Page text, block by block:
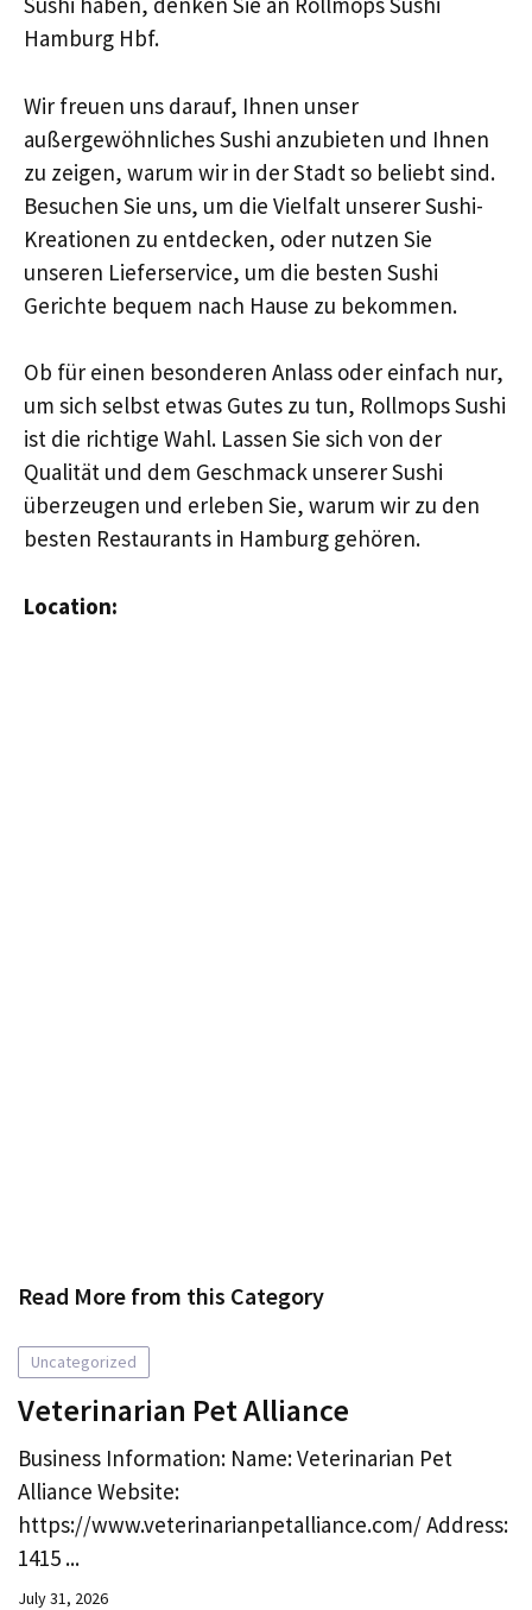
Hamburg Hbf.
Wir freuen uns darauf, Ihnen unser
außergewöhnliches Sushi anzubieten und Ihnen
zu zeigen, warum wir in der Stadt so beliebt sind.
Besuchen Sie uns, um die Vielfalt unserer Sushi-
Kreationen zu entdecken, oder nutzen Sie
unseren Lieferservice, um die besten Sushi
Gerichte bequem nach Hause zu bekommen.
Ob für einen besonderen Anlass oder einfach nur,
um sich selbst etwas Gutes zu tun, Rollmops Sushi
ist die richtige Wahl. Lassen Sie sich von der
Qualität und dem Geschmack unserer Sushi
überzeugen und erleben Sie, warum wir zu den
besten Restaurants in Hamburg gehören.
Location:
Read More from this Category
Uncategorized
Veterinarian Pet Alliance
Business Information: Name: Veterinarian Pet
Alliance Website:
https://www.veterinarianpetalliance.com/ Address:
1415 ...
July 31, 2026